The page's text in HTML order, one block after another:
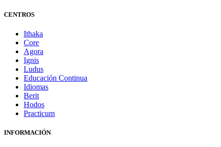
CENTROS
Ithaka
Core
Agora
Ignis
Ludus
Educación Continua
Idiomas
Berit
Hodos
Practicum
INFORMACIÓN